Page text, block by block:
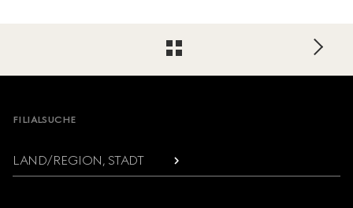
Footer
FILIALSUCHE
LAND/REGION, STADT